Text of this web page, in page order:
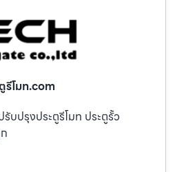
รีโมท.com
บปรุงประตูรีโมท ประตูรั้ว